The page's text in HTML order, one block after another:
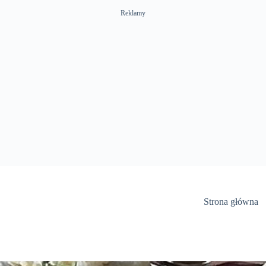
Reklamy
Strona główna